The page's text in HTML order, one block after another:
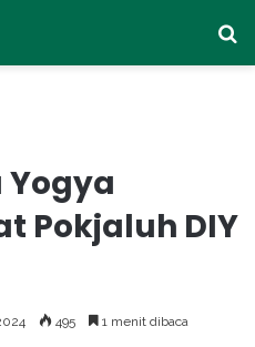
Yogya
Pokjaluh DIY
495 1 menit dibaca